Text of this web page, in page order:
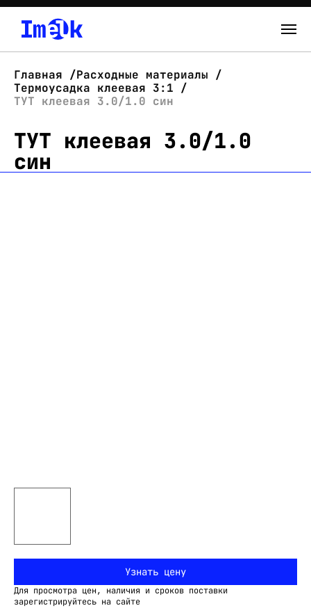
О нас
Новости
Склад
Главная
Расходные материалы
Термоусадка клеевая 3:1
ТУТ клеевая 3.0/1.0 син
ТУТ клеевая 3.0/1.0
син
Узнать цену
Для просмотра цен, наличия и сроков поставки
зарегистрируйтесь на сайте